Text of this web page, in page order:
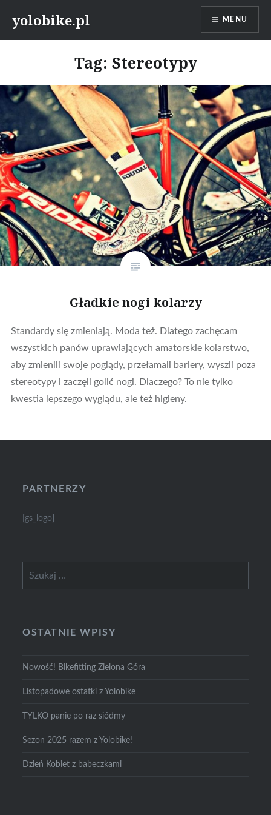
yolobike.pl MENU
Tag: Stereotypy
Gładkie nogi kolarzy
Standardy się zmieniają. Moda też. Dlatego zachęcam
wszystkich panów uprawiających amatorskie kolarstwo,
aby zmienili swoje poglądy, przełamali bariery, wyszli poza
stereotypy i zaczęli golić nogi. Dlaczego? To nie tylko
kwestia lepszego wyglądu, ale też higieny.
PARTNERZY
[gs_logo]
OSTATNIE WPISY
Nowość! Bikefitting Zielona Góra
Listopadowe ostatki z Yolobike
TYLKO panie po raz siódmy
Sezon 2025 razem z Yolobike!
Dzień Kobiet z babeczkami